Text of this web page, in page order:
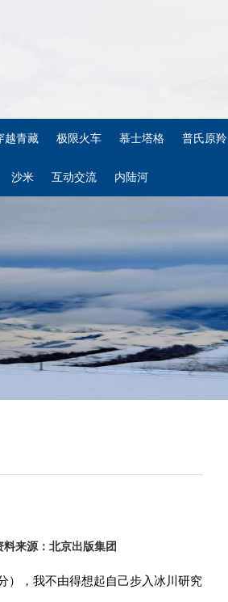
越青藏 极限火车 慕士塔格 普氏原羚
沙米 互动交流 内陆河
来源：北京出版集团
），我不由得想起自己步入冰川研究